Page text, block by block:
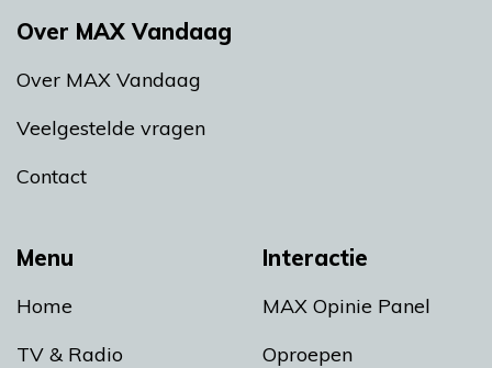
Menu
Home
TV & Radio
Interactie
MAX Opinie Panel
Oproepen
Over MAX Vandaag
Over MAX Vandaag
Veelgestelde vragen
Contact